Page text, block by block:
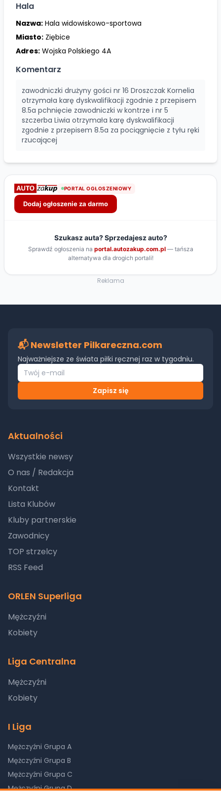
Hala
Nazwa: Hala widowiskowo-sportowa
Miasto: Ziębice
Adres: Wojska Polskiego 4A
Komentarz
zawodniczki drużyny gości nr 16 Droszczak Kornelia
otrzymała karę dyskwalifikacji zgodnie z przepisem
8.5a pchnięcie zawodniczki w kontrze i nr 5
szczerba Liwia otrzymała karę dyskwalifikacji
zgodnie z przepisem 8.5a za pociągnięcie z tyłu ręki
rzucającej
Reklama
📬 Newsletter Pilkareczna.com
Najważniejsze ze świata piłki ręcznej raz w tygodniu.
Zapisz się
Aktualności
Wszystkie newsy
O nas / Redakcja
Kontakt
Lista Klubów
Kluby partnerskie
Zawodnicy
TOP strzelcy
RSS Feed
ORLEN Superliga
Mężczyźni
Kobiety
Liga Centralna
Mężczyźni
Kobiety
I Liga
Mężczyźni Grupa A
Mężczyźni Grupa B
Mężczyźni Grupa C
Mężczyźni Grupa D